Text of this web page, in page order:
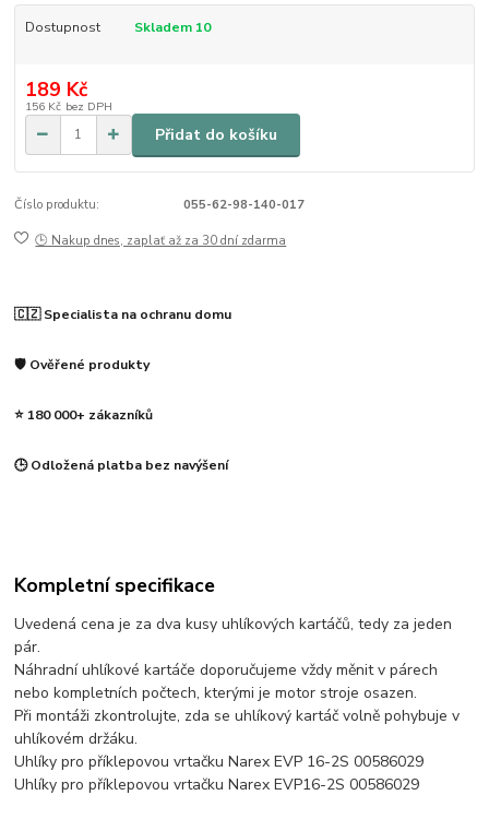
Dostupnost Skladem 10
189 Kč
156 Kč bez DPH
Přidat do košíku
Číslo produktu: 055-62-98-140-017
🕒 Nakup dnes, zaplať až za 30 dní zdarma
🇨🇿 Specialista na ochranu domu
🛡️ Ověřené produkty
⭐ 180 000+ zákazníků
🕒 Odložená platba bez navýšení
Kompletní specifikace
Uvedená cena je za dva kusy uhlíkových kartáčů, tedy za jeden
pár.
Náhradní uhlíkové kartáče doporučujeme vždy měnit v párech
nebo kompletních počtech, kterými je motor stroje osazen.
Při montáži zkontrolujte, zda se uhlíkový kartáč volně pohybuje v
uhlíkovém držáku.
Uhlíky pro příklepovou vrtačku Narex EVP 16-2S 00586029
Uhlíky pro příklepovou vrtačku Narex EVP16-2S 00586029